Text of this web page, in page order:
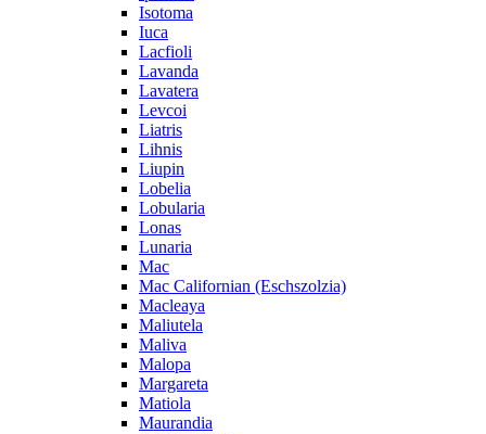
Isotoma
Iuca
Lacfioli
Lavanda
Lavatera
Levcoi
Liatris
Lihnis
Liupin
Lobelia
Lobularia
Lonas
Lunaria
Mac
Mac Californian (Eschszolzia)
Macleaya
Maliutela
Maliva
Malopa
Margareta
Matiola
Maurandia